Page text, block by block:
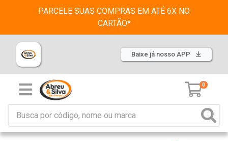
PARCELE SUAS COMPRAS EM ATÉ 6X NO
CARTÃO*
Baixe já nosso APP
0